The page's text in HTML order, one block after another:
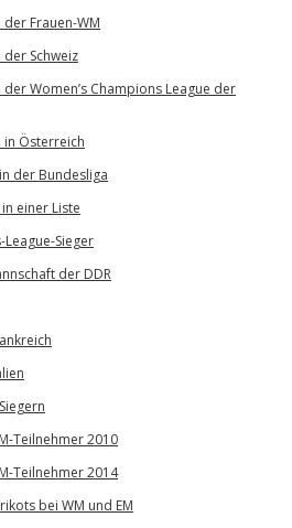
Frauen-WM
Schweiz
Women’s Champions League der
Österreich
der Bundesliga
einer Liste
Sieger
der DDR
Teilnehmer 2010
Teilnehmer 2014
bei WM und EM